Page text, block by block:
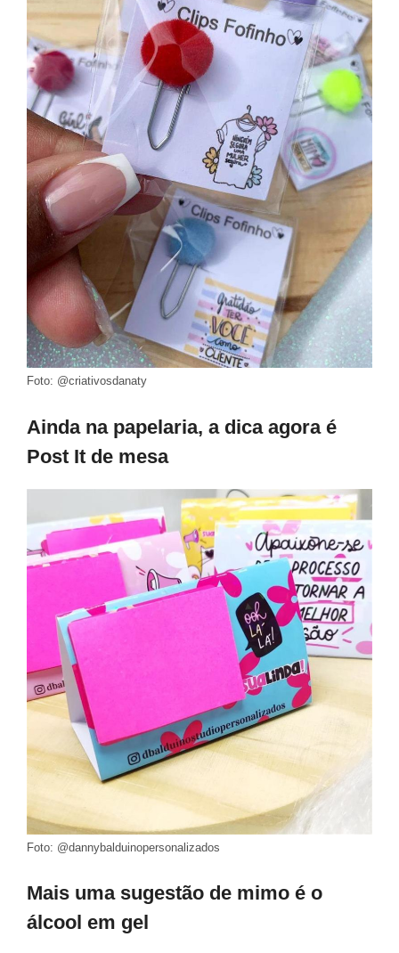
Foto: @criativosdanaty
Ainda na papelaria, a dica agora é
Post It de mesa
Foto: @dannybalduinopersonalizados
Mais uma sugestão de mimo é o
álcool em gel